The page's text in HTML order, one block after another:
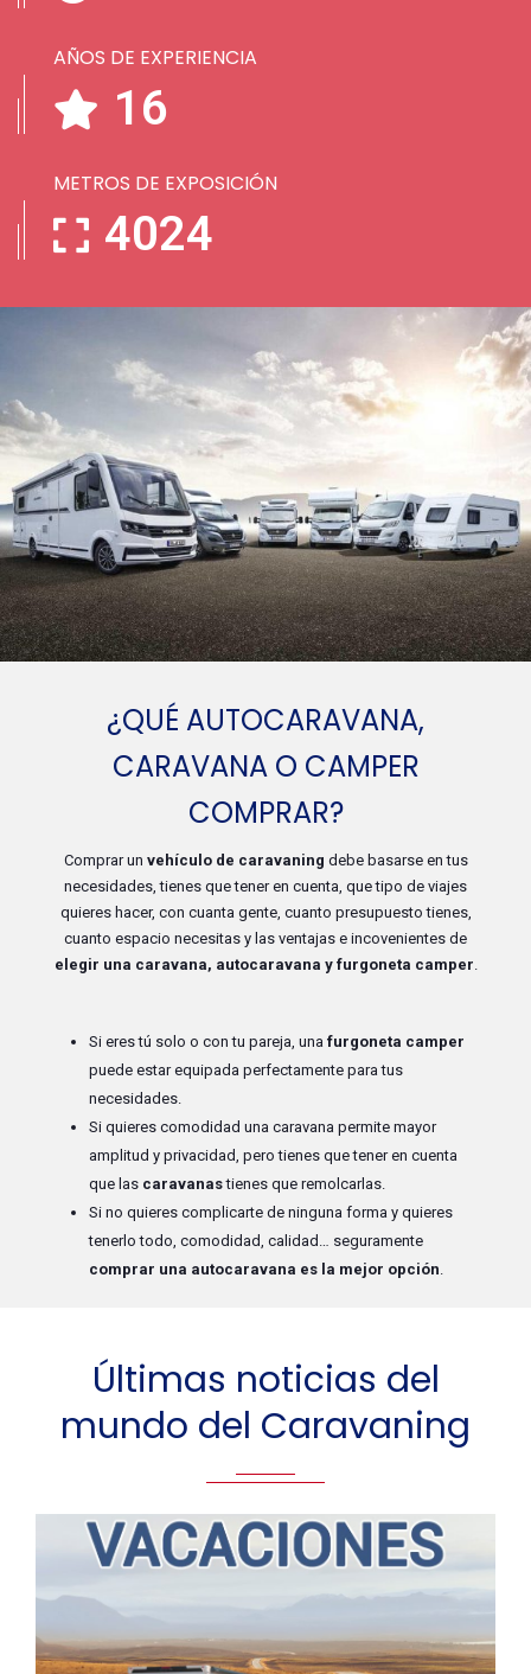
AÑOS DE EXPERIENCIA
21
METROS DE EXPOSICIÓN
5322
¿QUÉ AUTOCARAVANA,
CARAVANA O CAMPER
COMPRAR?
Comprar un vehículo de caravaning debe basarse en tus
necesidades, tienes que tener en cuenta, que tipo de viajes
quieres hacer, con cuanta gente, cuanto presupuesto tienes,
cuanto espacio necesitas y las ventajas e incovenientes de
elegir una caravana, autocaravana y furgoneta camper
Si eres tú solo o con tu pareja, una furgoneta camper
puede estar equipada perfectamente para tus
necesidades.
Si quieres comodidad una caravana permite mayor
amplitud y privacidad, pero tienes que tener en cuenta
que las caravanastienes que remolcarlas.
Si no quieres complicarte de ninguna forma y quieres
tenerlo todo, comodidad, calidad… seguramente
comprar una autocaravana es la mejor opción
Últimas noticias del
mundo del Caravaning